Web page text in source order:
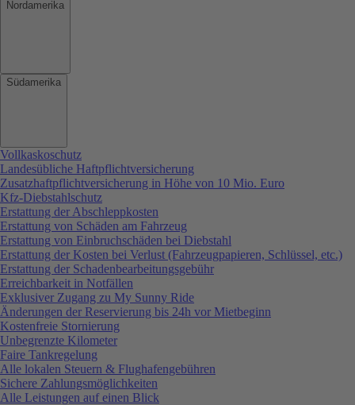
Nordamerika
Südamerika
Vollkaskoschutz
Landesübliche Haftpflichtversicherung
Zusatzhaftpflichtversicherung in Höhe von 10 Mio. Euro
Kfz-Diebstahlschutz
Erstattung der Abschleppkosten
Erstattung von Schäden am Fahrzeug
Erstattung von Einbruchschäden bei Diebstahl
Erstattung der Kosten bei Verlust (Fahrzeugpapieren, Schlüssel, etc.)
Erstattung der Schadenbearbeitungsgebühr
Erreichbarkeit in Notfällen
Exklusiver Zugang zu My Sunny Ride
Änderungen der Reservierung bis 24h vor Mietbeginn
Kostenfreie Stornierung
Unbegrenzte Kilometer
Faire Tankregelung
Alle lokalen Steuern & Flughafengebühren
Sichere Zahlungsmöglichkeiten
Alle Leistungen auf einen Blick